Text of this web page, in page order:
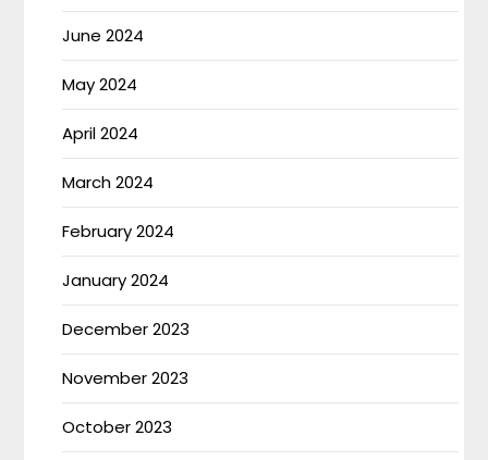
June 2024
May 2024
April 2024
March 2024
February 2024
January 2024
December 2023
November 2023
October 2023